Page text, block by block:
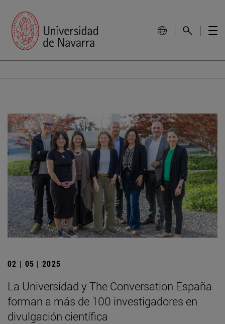
02 | 05 | 2025
La Universidad y The Conversation España
forman a más de 100 investigadores en
divulgación científica